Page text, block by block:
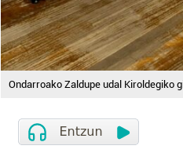
Ondarroako Zaldupe udal Kiroldegiko